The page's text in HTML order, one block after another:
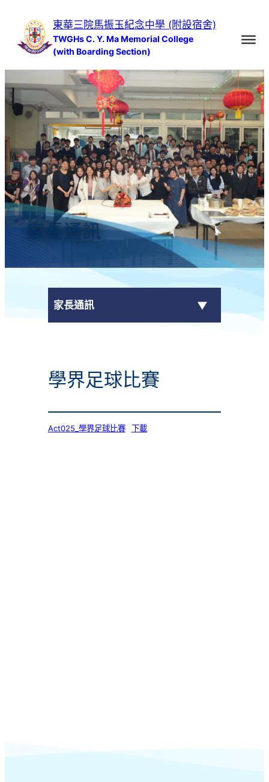
容
東華三院馬振玉紀念中學 (附設宿舍)
TWGHs C. Y. Ma Memorial College
(with Boarding Section)
家長通訊
家長通訊
學校通告
學界足球比賽
Act025_學界足球比賽 下載